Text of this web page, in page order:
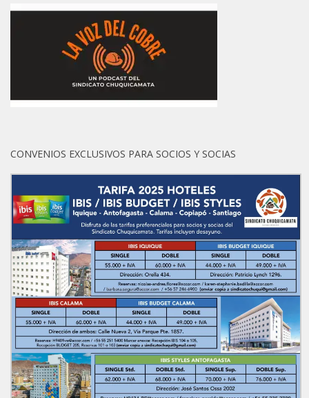
CONVENIOS EXCLUSIVOS PARA SOCIOS Y SOCIAS